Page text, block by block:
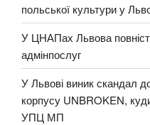
польської культури у
У ЦНАПах Львова
адмінпослуг
У Львові виник скандал
корпусу UNBROKEN,
УПЦ МП